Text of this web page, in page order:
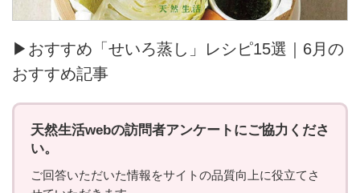
▶おすすめ「せいろ蒸し」レシピ15選｜6月の
おすすめ記事